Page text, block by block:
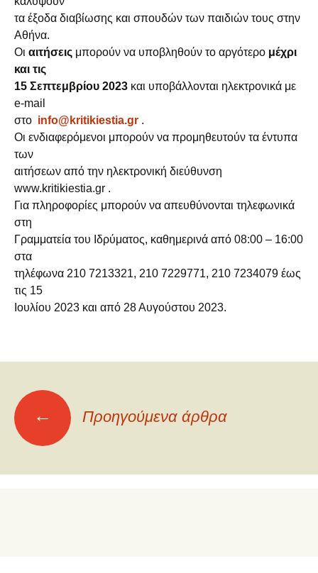
τα έξοδα διαβίωσης και σπουδών των παιδιών τους στην
Αθήνα.
Οι αιτήσεις μπορούν να υποβληθούν το αργότερο μέχρι
και τις
15 Σεπτεμβρίου 2023 και υποβάλλονται ηλεκτρονικά με
e-mail
στο info@kritikiestia.gr .
Οι ενδιαφερόμενοι μπορούν να προμηθευτούν τα έντυπα
των
αιτήσεων από την ηλεκτρονική διεύθυνση
www.kritikiestia.gr .
Για πληροφορίες μπορούν να απευθύνονται τηλεφωνικά
στη
Γραμματεία του Ιδρύματος, καθημερινά από 08:00 – 16:00
στα
τηλέφωνα 210 7213321, 210 7229771, 210 7234079 έως
τις 15
Ιουλίου 2023 και από 28 Αυγούστου 2023.
Πλοήγηση
άρθρων
← Προηγούμενα άρθρα